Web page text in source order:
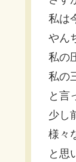
私は
やん
私の
私の
と言
少し
様々
と思